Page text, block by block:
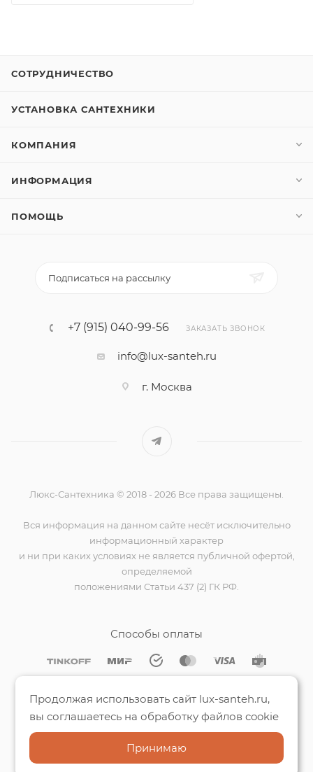
СОТРУДНИЧЕСТВО
УСТАНОВКА САНТЕХНИКИ
КОМПАНИЯ
ИНФОРМАЦИЯ
ПОМОЩЬ
Подписаться на рассылку
+7 (915) 040-99-56 ЗАКАЗАТЬ ЗВОНОК
info@lux-santeh.ru
г. Москва
Люкс-Сантехника © 2018 - 2026 Все права защищены.
Вся информация на данном сайте несёт исключительно
информационный характер
и ни при каких условиях не является публичной офертой,
определяемой
положениями Статьи 437 (2) ГК РФ.
Способы оплаты
Продолжая использовать сайт lux-santeh.ru,
вы соглашаетесь на обработку файлов cookie
Принимаю